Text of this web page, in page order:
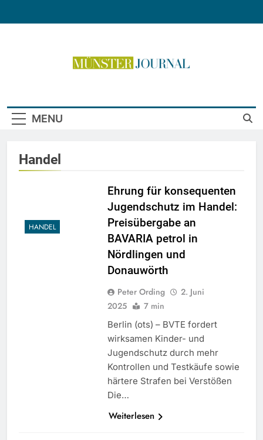
MENU
Handel
HANDEL
Ehrung für konsequenten
Jugendschutz im Handel:
Preisübergabe an
BAVARIA petrol in
Nördlingen und
Donauwörth
Peter Ording
2. Juni
2025
7 min
Berlin (ots) – BVTE fordert
wirksamen Kinder- und
Jugendschutz durch mehr
Kontrollen und Testkäufe sowie
härtere Strafen bei Verstößen
Die…
Weiterlesen